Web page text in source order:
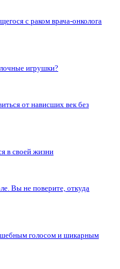
с раком врача-онколога
игрушки?
от нависших век без
в своей жизни
Вы не поверите, откуда
голосом и шикарным